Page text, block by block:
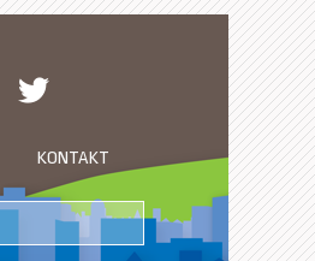
facebook
KONTAKT